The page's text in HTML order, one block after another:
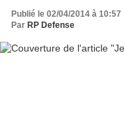
Publié le 02/04/2014 à 10:57
Par RP Defense